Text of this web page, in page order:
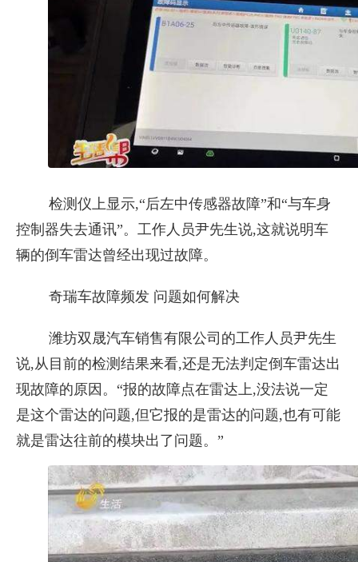
检测仪上显示,“后左中传感器故障”和“与车身
控制器失去通讯”。工作人员尹先生说,这就说明车
辆的倒车雷达曾经出现过故障。
奇瑞车故障频发 问题如何解决
潍坊双晟汽车销售有限公司的工作人员尹先生
说,从目前的检测结果来看,还是无法判定倒车雷达出
现故障的原因。“报的故障点在雷达上,没法说一定
是这个雷达的问题,但它报的是雷达的问题,也有可能
就是雷达往前的模块出了问题。”